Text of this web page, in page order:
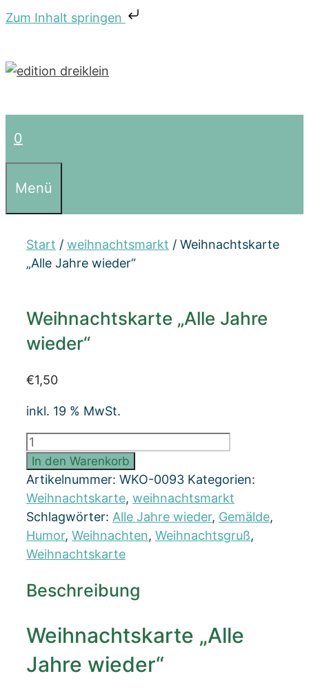
Zum Inhalt springen
springen
0
Menü
Start / weihnachtsmarkt / Weihnachtskarte
„Alle Jahre wieder“
Weihnachtskarte „Alle Jahre
wieder“
€1,50
inkl. 19 % MwSt.
Weihnachtskarte
"Alle
Jahre
wieder"
Menge
In den Warenkorb
Artikelnummer: WKO-0093 Kategorien:
Weihnachtskarte, weihnachtsmarkt
Schlagwörter: Alle Jahre wieder, Gemälde,
Humor, Weihnachten, Weihnachtsgruß,
Weihnachtskarte
Beschreibung
Weihnachtskarte „Alle
Jahre wieder“